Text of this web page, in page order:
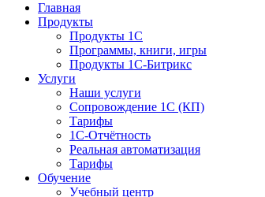
Главная
Продукты
Продукты 1С
Программы, книги, игры
Продукты 1С-Битрикс
Услуги
Наши услуги
Сопровождение 1С (КП)
Тарифы
1С-Отчётность
Реальная автоматизация
Тарифы
Обучение
Учебный центр